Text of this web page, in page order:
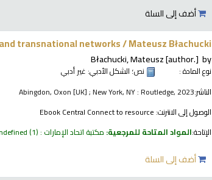
أضف إلى السلة
transnational networks /Mateusz Błachucki
by
Błachucki, Mateusz[author.]
نوع المادة : نص؛ الشكل الأدبي: غير أدبي
الناشر:Abingdon, Oxon [UK] ; New York, NY : Routledge, 2023
الوصول إلى الانترنت: Ebook Central Connect to resource
الإتاحة:المواد المتاحة للمرجعية: مكتبة اتحاد الإمارات : undefined(1).
أضف إلى السلة